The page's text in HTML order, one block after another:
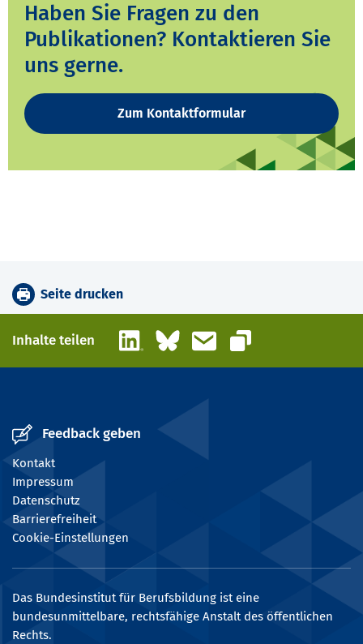
Haben Sie Fragen zu den
Publikationen? Kontaktieren Sie
uns gerne.
Zum Kontaktformular
Seite drucken
Inhalte teilen LinkedInBlueskyE-Mail
Link kopieren
Feedback geben
Kontakt
Impressum
Datenschutz
Barrierefreiheit
Cookie-Einstellungen
Das Bundesinstitut für Berufsbildung ist eine
bundesunmittelbare, rechtsfähige Anstalt des öffentlichen
Rechts.